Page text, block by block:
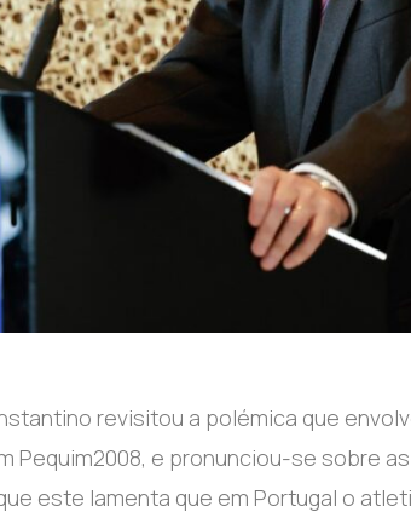
revisitou a polémica que
Pequim2008, e pronunciou-se sobre
este lamenta que em Portugal o